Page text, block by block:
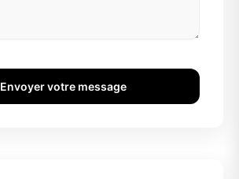
Envoyer votre message